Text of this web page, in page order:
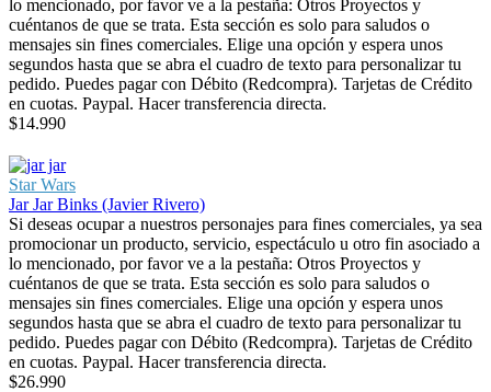
lo mencionado, por favor ve a la pestaña: Otros Proyectos y
cuéntanos de que se trata. Esta sección es solo para saludos o
mensajes sin fines comerciales. Elige una opción y espera unos
segundos hasta que se abra el cuadro de texto para personalizar tu
pedido. Puedes pagar con Débito (Redcompra). Tarjetas de Crédito
en cuotas. Paypal. Hacer transferencia directa.
$14.990
Star Wars
Jar Jar Binks (Javier Rivero)
Si deseas ocupar a nuestros personajes para fines comerciales, ya sea
promocionar un producto, servicio, espectáculo u otro fin asociado a
lo mencionado, por favor ve a la pestaña: Otros Proyectos y
cuéntanos de que se trata. Esta sección es solo para saludos o
mensajes sin fines comerciales. Elige una opción y espera unos
segundos hasta que se abra el cuadro de texto para personalizar tu
pedido. Puedes pagar con Débito (Redcompra). Tarjetas de Crédito
en cuotas. Paypal. Hacer transferencia directa.
$26.990